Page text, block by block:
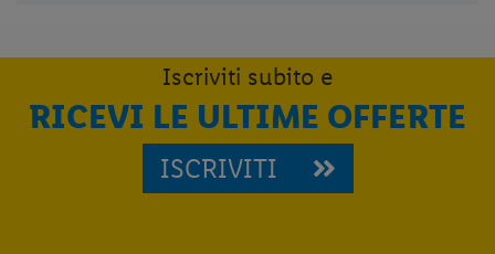
Iscriviti subito e
RICEVI LE ULTIME OFFERTE
ISCRIVITI